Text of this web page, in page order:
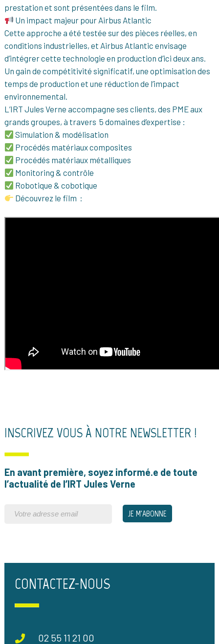
prestation et sont présentées dans le film.
Un impact majeur pour Airbus Atlantic
Cette approche a été testée sur des pièces réelles, en
conditions industrielles, et Airbus Atlantic envisage
d’intégrer cette technologie en production d’ici deux ans.
Un gain de compétitivité significatif, une optimisation des
temps de production et une réduction de l’impact
environnemental.
L’IRT Jules Verne accompagne ses clients, des PME aux
grands groupes, à travers 5 domaines d’expertise :
Simulation & modélisation
Procédés matériaux composites
Procédés matériaux métalliques
Monitoring & contrôle
Robotique & cobotique
Découvrez le film :
INSCRIVEZ VOUS À NOTRE NEWSLETTER !
En avant première, soyez informé.e de toute
l’actualité de l’IRT Jules Verne
CONTACTEZ-NOUS
02 55 11 21 00